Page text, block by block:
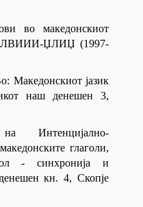
во македонскиот
ЏЛВИИИ-ЏЛИЏ (1997-
Македонскиот јазик
наш денешен 3,
Интенцијално-
глаголи,
- синхронија и
кн. 4, Скопје